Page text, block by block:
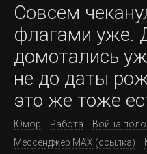
Совсем
флагами уже.
домотались
не до даты
это же тоже
Юмор Работа Война
Мессенджер MAX (ссылка)